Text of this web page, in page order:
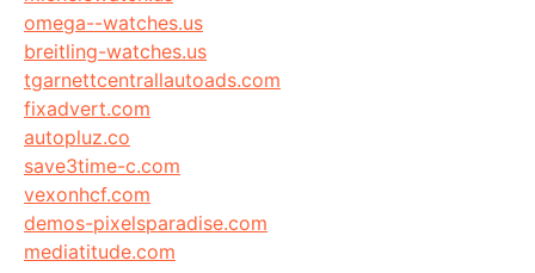
omega--watches.us
breitling-watches.us
tgarnettcentrallautoads.com
fixadvert.com
autopluz.co
save3time-c.com
vexonhcf.com
demos-pixelsparadise.com
mediatitude.com